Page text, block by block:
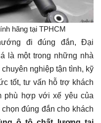
hãng tại TPHCM
đi đúng đắn, Đại
là một trong những nhà
nghiệp tận tình, kỹ
tốt, tư vấn hỗ trợ khách
phù hợp với xế yêu của
đúng đắn cho khách